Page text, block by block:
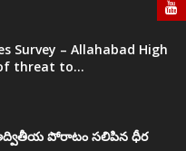
Survey – Allahabad High
threat to...
పోరాటం సలిపిన ధీర